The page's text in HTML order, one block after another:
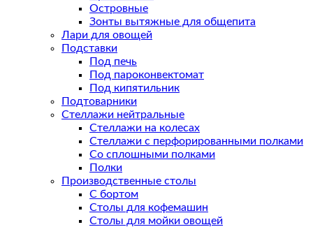
Островные
Зонты вытяжные для общепита
Лари для овощей
Подставки
Под печь
Под пароконвектомат
Под кипятильник
Подтоварники
Стеллажи нейтральные
Стеллажи на колесах
Стеллажи с перфорированными полками
Со сплошными полками
Полки
Производственные столы
С бортом
Столы для кофемашин
Столы для мойки овощей